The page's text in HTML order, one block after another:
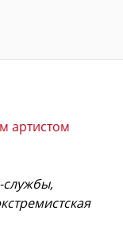
артистом
службы,